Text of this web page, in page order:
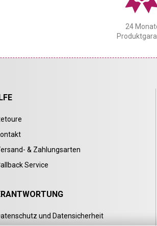
24
& Zahlungsarten
Service
und Datensicherheit